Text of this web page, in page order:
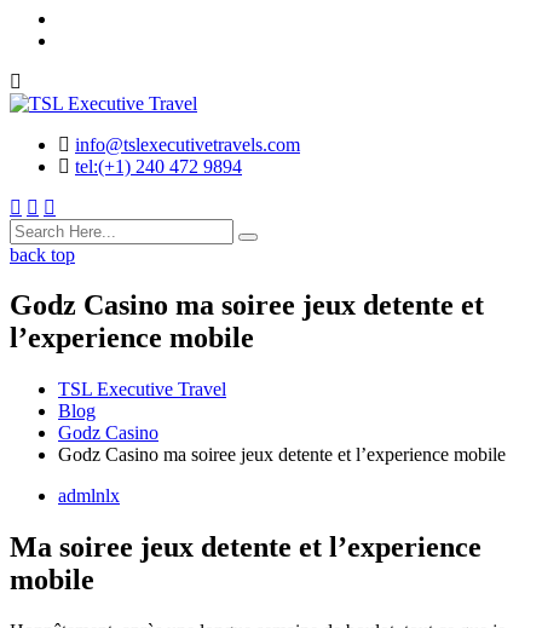
info@tslexecutivetravels.com
tel:(+1) 240 472 9894
back top
Godz Casino ma soiree jeux detente et
l’experience mobile
TSL Executive Travel
Blog
Godz Casino
Godz Casino ma soiree jeux detente et l’experience mobile
admlnlx
Ma soiree jeux detente et l’experience
mobile